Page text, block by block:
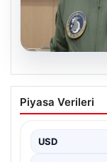
Rafet
Hava
Türkiye’nin
Piyasa Verileri
USD